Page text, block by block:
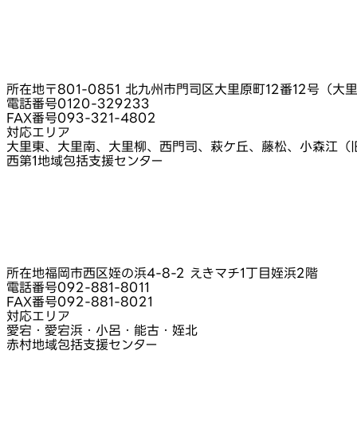
所在地〒801-0851 北九州市門司区大里原町12番12号（大里
電話番号0120-329233
FAX番号093-321-4802
対応エリア
大里東、大里南、大里柳、西門司、萩ケ丘、藤松、小森江（
西第1地域包括支援センター
所在地福岡市西区姪の浜4-8-2 えきマチ1丁目姪浜2階
電話番号092-881-8011
FAX番号092-881-8021
対応エリア
愛宕・愛宕浜・小呂・能古・姪北
赤村地域包括支援センター